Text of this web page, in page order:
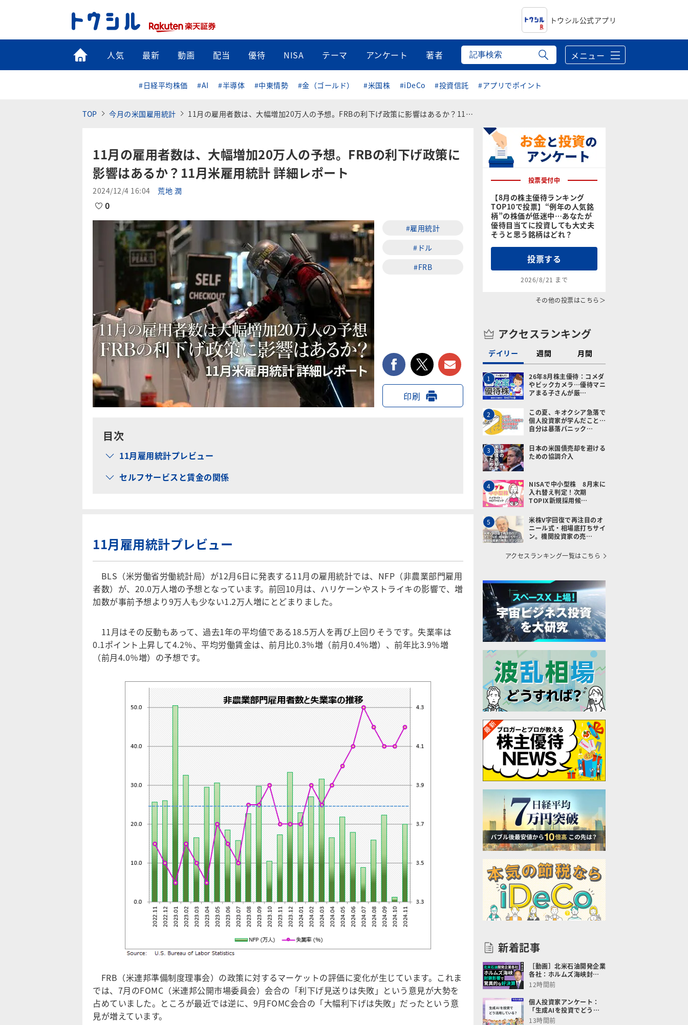
トウシル公式アプリ
トップ
人気 最新 動画 配当 優待 NISA テーマ アンケート 著者 メニュー
#日経平均株価 #AI #半導体 #中東情勢 #金（ゴールド） #米国株 #iDeCo #投資信託 #アプリでポイント
TOP 今月の米国雇用統計 11月の雇用者数は、大幅増加20万人の予想。FRBの利下げ政策に影響はあるか？11月米雇用統計 詳細レポート
11月の雇用者数は、大幅増加20万人の予想。FRBの利下げ政策に
影響はあるか？11月米雇用統計 詳細レポート
2024/12/4 16:04 荒地 潤
0
#雇用統計
#ドル
#FRB
facebooktwitter メールで送る
印刷
目次
11月雇用統計プレビュー
セルフサービスと賃金の関係
11月雇用統計プレビュー
BLS（米労働省労働統計局）が12月6日に発表する11月の雇用統計では、NFP（非農業部門雇用
者数）が、20.0万人増の予想となっています。前回10月は、ハリケーンやストライキの影響で、増
加数が事前予想より9万人も少ない1.2万人増にとどまりました。
11月はその反動もあって、過去1年の平均値である18.5万人を再び上回りそうです。失業率は
0.1ポイント上昇して4.2％、平均労働賃金は、前月比0.3％増（前月0.4％増）、前年比3.9％増
（前月4.0％増）の予想です。
FRB（米連邦準備制度理事会）の政策に対するマーケットの評価に変化が生じています。これま
では、7月のFOMC（米連邦公開市場委員会）会合の「利下げ見送りは失敗」という意見が大勢を
占めていました。ところが最近では逆に、9月FOMC会合の「大幅利下げは失敗」だったという意
見が増えています。
投票受付中
【8月の株主優待ランキング
TOP10で投票】“例年の人気銘
柄”の株価が低迷中…あなたが
優待目当てに投資しても大丈夫
そうと思う銘柄はどれ？
投票する
2026/8/21 まで
その他の投票はこちら＞
アクセスランキング
デイリー 週間 月間
1
26年8月株主優待：コメダ
やビックカメラ…優待マニ
アまる子さんが厳…
2
この夏、キオクシア急落で
個人投資家が学んだこと…
自分は暴落パニック…
3
日本の米国債売却を避ける
ための協調介入
4
NISAで中小型株 8月末に
入れ替え判定！次期
TOPIX新規採用候…
5
米株V字回復で再注目のオ
ニール式・相場底打ちサイ
ン。機関投資家の売…
アクセスランキング一覧はこちら
新着記事
［動画］北米石油開発企業
各社：ホルムズ海峡封…
12時間前
個人投資家アンケート：
「生成AIを投資でどう…
13時間前